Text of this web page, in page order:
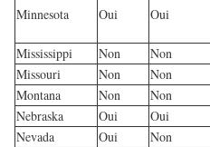
Minnesota Oui Oui
Mississippi
Non Non
Missouri
Non Non
Montana
Non Non
Nebraska
Oui Oui
Nevada
Oui Non